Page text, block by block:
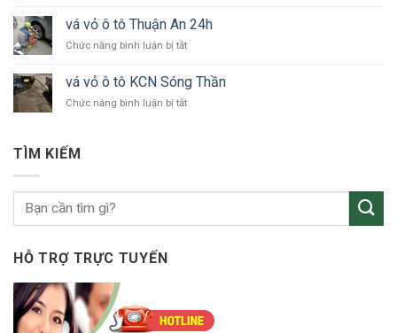
KCN
vỏ
xe
ô
Bắc
Tân
Uyên
vá vỏ ô tô Thuận An 24h
Chức năng bình luận bị tắtở
ô
tô
vá vỏ ô tô KCN Sóng Thần
Chức năng bình luận bị tắtở
Sóng
TÌM KIẾM
HỖ TRỢ TRỰC TUYẾN